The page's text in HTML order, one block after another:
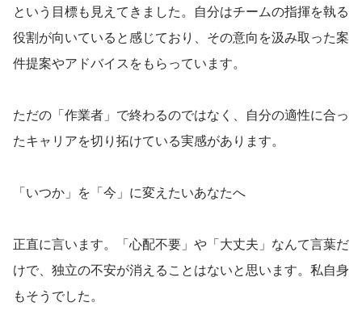
という目標も見えてきました。自分はチームの指揮を執る
役割が向いていると感じており、その意向を汲み取った案
件提案やアドバイスをもらっています。
ただの「作業者」で終わるのではなく、自分の適性に合っ
たキャリアを切り拓けている実感があります。
「いつか」を「今」に変えたいあなたへ
正直に言います。「心配不要」や「大丈夫」なんて言葉だ
けで、独立の不安が消えることはないと思います。私自身
もそうでした。